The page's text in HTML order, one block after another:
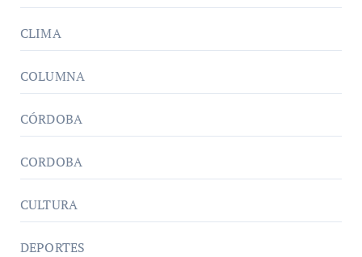
CLIMA
COLUMNA
CÓRDOBA
CORDOBA
CULTURA
DEPORTES